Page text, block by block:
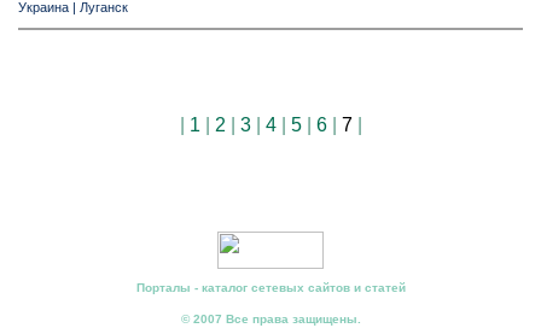
Украина | Луганск
1 2 3| 4| 5| 6| 7|
Порталы - каталог сетевых сайтов и статей
© 2007 Все права защищены.